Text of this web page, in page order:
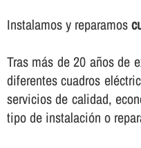
Instalamos y reparamos
Tras más de 20 años de
diferentes cuadros
servicios de calidad,
tipo de instalación o